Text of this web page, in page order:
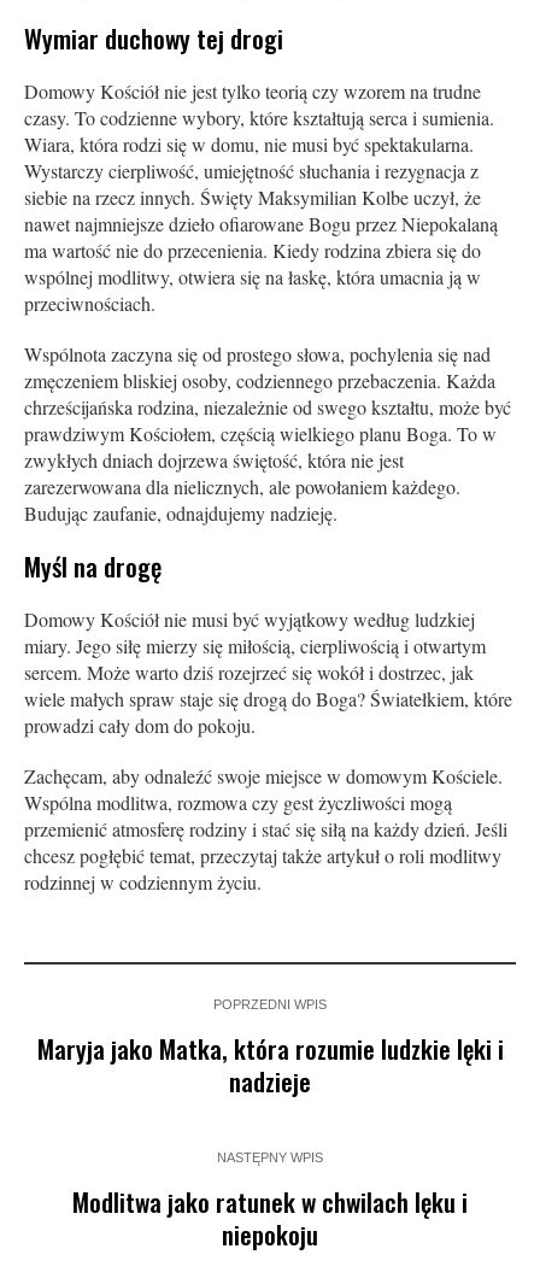
Wymiar duchowy tej drogi
Domowy Kościół nie jest tylko teorią czy wzorem na trudne
czasy. To codzienne wybory, które kształtują serca i sumienia.
Wiara, która rodzi się w domu, nie musi być spektakularna.
Wystarczy cierpliwość, umiejętność słuchania i rezygnacja z
siebie na rzecz innych. Święty Maksymilian Kolbe uczył, że
nawet najmniejsze dzieło ofiarowane Bogu przez Niepokalaną
ma wartość nie do przecenienia. Kiedy rodzina zbiera się do
wspólnej modlitwy, otwiera się na łaskę, która umacnia ją w
przeciwnościach.
Wspólnota zaczyna się od prostego słowa, pochylenia się nad
zmęczeniem bliskiej osoby, codziennego przebaczenia. Każda
chrześcijańska rodzina, niezależnie od swego kształtu, może być
prawdziwym Kościołem, częścią wielkiego planu Boga. To w
zwykłych dniach dojrzewa świętość, która nie jest
zarezerwowana dla nielicznych, ale powołaniem każdego.
Budując zaufanie, odnajdujemy nadzieję.
Myśl na drogę
Domowy Kościół nie musi być wyjątkowy według ludzkiej
miary. Jego siłę mierzy się miłością, cierpliwością i otwartym
sercem. Może warto dziś rozejrzeć się wokół i dostrzec, jak
wiele małych spraw staje się drogą do Boga? Światełkiem, które
prowadzi cały dom do pokoju.
Zachęcam, aby odnaleźć swoje miejsce w domowym Kościele.
Wspólna modlitwa, rozmowa czy gest życzliwości mogą
przemienić atmosferę rodziny i stać się siłą na każdy dzień. Jeśli
chcesz pogłębić temat, przeczytaj także artykuł o roli modlitwy
rodzinnej w codziennym życiu.
POPRZEDNI WPIS
Maryja jako Matka, która rozumie ludzkie lęki i
nadzieje
NASTĘPNY WPIS
Modlitwa jako ratunek w chwilach lęku i
niepokoju